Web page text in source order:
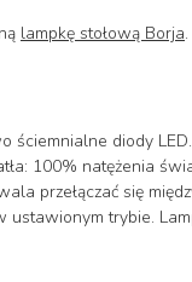
lampkę stołową Borja
diody
100% natężenia
przełączać się
ustawionym trybie.